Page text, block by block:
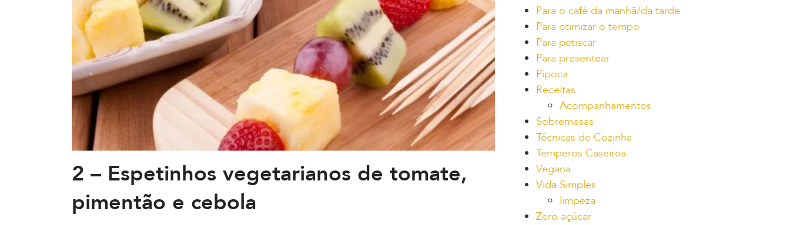
2 – Espetinhos vegetarianos de tomate,
pimentão e cebola
Para o café da manhã/da tarde
Para otimizar o tempo
Para petiscar
Para presentear
Pipoca
Receitas
Acompanhamentos
Sobremesas
Técnicas de Cozinha
Temperos Caseiros
Vegana
Vida Simples
limpeza
Zero açúcar